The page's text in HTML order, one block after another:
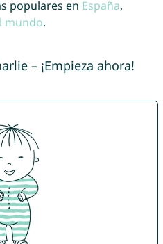
populares en España,
mundo.
– ¡Empieza ahora!